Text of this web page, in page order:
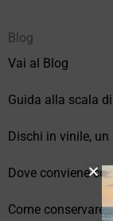
Blog
Vai al Blog
Guida alla scala
Dischi in vinile, un
Dove conviene
Come conservare